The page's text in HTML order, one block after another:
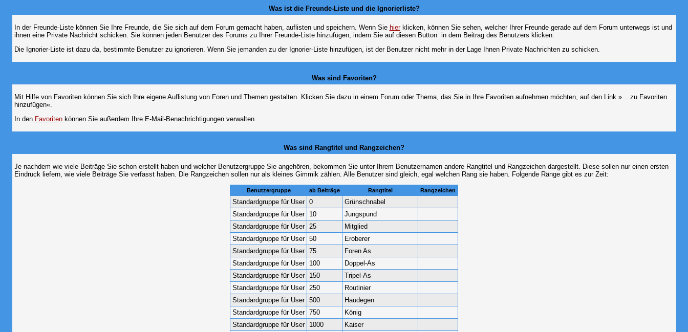
Was ist die Freunde-Liste und die Ignorierliste?
In der Freunde-Liste können Sie Ihre Freunde, die Sie sich auf dem Forum gemacht haben, auflisten und speichern. Wenn Sie hierklicken, können Sie sehen, welcher Ihrer Freunde gerade auf dem Forum unterwegs ist und
ihnen eine Private Nachricht schicken. Sie können jeden Benutzer des Forums zu Ihrer Freunde-Liste hinzufügen, indem Sie auf diesen Button in dem Beitrag des Benutzers klicken.
Die Ignorier-Liste ist dazu da, bestimmte Benutzer zu ignorieren. Wenn Sie jemanden zu der Ignorier-Liste hinzufügen, ist der Benutzer nicht mehr in der Lage Ihnen Private Nachrichten zu schicken.
Was sind Favoriten?
Mit Hilfe von Favoriten können Sie sich Ihre eigene Auflistung von Foren und Themen gestalten. Klicken Sie dazu in einem Forum oder Thema, das Sie in Ihre Favoriten aufnehmen möchten, auf den Link »... zu Favoriten
hinzufügen«.
In den Favoritenkönnen Sie außerdem Ihre E-Mail-Benachrichtigungen verwalten.
Was sind Rangtitel und Rangzeichen?
Je nachdem wie viele Beiträge Sie schon erstellt haben und welcher Benutzergruppe Sie angehören, bekommen Sie unter Ihrem Benutzernamen andere Rangtitel und Rangzeichen dargestellt. Diese sollen nur einen ersten
Eindruck liefern, wie viele Beiträge Sie verfasst haben. Die Rangzeichen sollen nur als kleines Gimmik zählen. Alle Benutzer sind gleich, egal welchen Rang sie haben. Folgende Ränge gibt es zur Zeit:
Benutzergruppe ab Beiträge Rangtitel Rangzeichen
Standardgruppe für User 0
Grünschnabel
Standardgruppe für User
10
Jungspund
Standardgruppe für User 25
Mitglied
Standardgruppe für User 50
Eroberer
Standardgruppe für User 75
Foren As
Standardgruppe für User
100
Doppel-As
Standardgruppe für User
150
Tripel-As
Standardgruppe für User 250
Routinier
Standardgruppe für User 500
Haudegen
Standardgruppe für User 750
König
Standardgruppe für User
1000 Kaiser